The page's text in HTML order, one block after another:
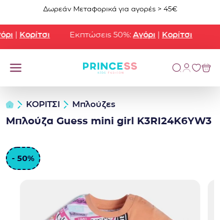
Μετάβαση στο περιεχόμενο
Δωρεάν Μεταφορικά για αγορές > 45€
|Κορίτσι Εκπτώσεις 50%:Αγόρι|Κορίτσι
ΚΟΡΙΤΣΙ Μπλούζες
Μπλούζα Guess mini girl K3RI24K6YW3
- 50%